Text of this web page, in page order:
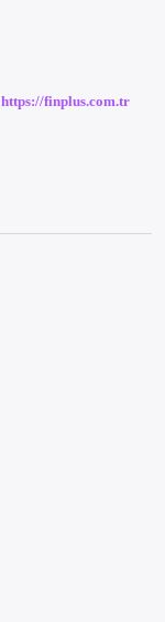
https://finplus.com.tr